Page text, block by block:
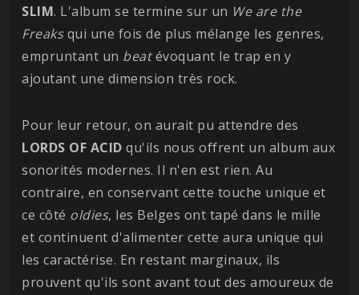
SLIM. L'album se termine sur un We are the
Freaksqui une fois de plus mélange les genres,
empruntant un beatévoquant le trap en y
ajoutant une dimension très rock.
Pour leur retour, on aurait pu attendre des
LORDS OF ACID qu'ils nous offrent un album aux
sonorités modernes. Il n'en est rien. Au
contraire, en conservant cette touche unique et
ce côté oldies, les Belges ont tapé dans le mille
et continuent d'alimenter cette aura unique qui
les caractérise. En restant marginaux, ils
prouvent qu'ils sont avant tout des amoureux de